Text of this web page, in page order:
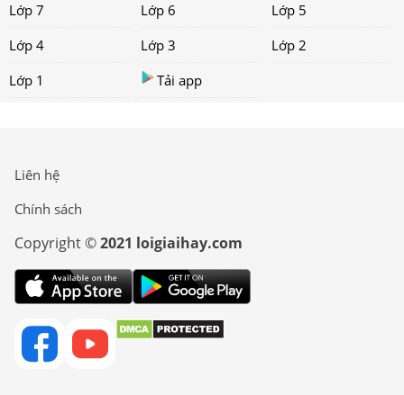
Lớp 7
Lớp 6
Lớp 5
Lớp 4
Lớp 3
Lớp 2
Lớp 1
Tải app
Liên hệ
Chính sách
Copyright ©2021 loigiaihay.com